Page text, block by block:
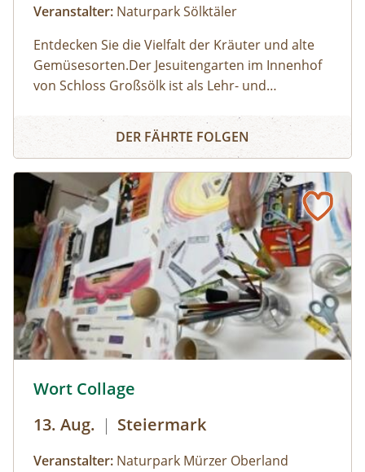
Veranstalter: Naturpark Sölktäler
Entdecken Sie die Vielfalt der Kräuter und alte
Gemüsesorten.Der Jesuitengarten im Innenhof
von Schloss Großsölk ist als Lehr- und
gedeihen hier viele Heil- und Gewürzkräuter
sowie neue und alte, in Vergessenheit geratene
der Kräuterführung mit Martha teilnehmen,
können die Kinder bei einer Kinderführung
einen lustigen Streifzug durch den
Jesuitengarten machen.Dauer: 2
StundenKosten: Erwachsene € 14,- | Kinder (6-
14 Jahre) € 10,- | gratis mit der Sommercard
Entdecke die Wunderwelt der Kräuter
DER FÄHRTE FOLGEN
Wort Collage
13. Aug. | Steiermark
Veranstalter: Naturpark Mürzer Oberland